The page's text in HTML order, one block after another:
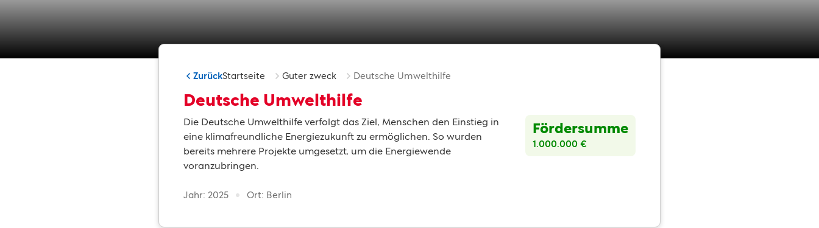
ZurückStartseite Guter zweck Deutsche Umwelthilfe
Deutsche Umwelthilfe
Die Deutsche Umwelthilfe verfolgt das Ziel, Menschen den Einstieg in
eine klimafreundliche Energiezukunft zu ermöglichen. So wurden
bereits mehrere Projekte umgesetzt, um die Energiewende
voranzubringen.
Fördersumme
1.000.000 €
Jahr: 2025 Ort: Berlin